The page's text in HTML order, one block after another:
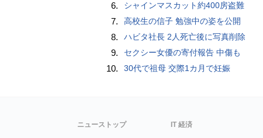
6. シャインマスカット約400房盗難
7. 高校生の信子 勉強中の姿を公開
8. ハビタ社長 2人死亡後に写真削除
9. セクシー女優の寄付報告 中傷も
10. 30代で祖母 交際1カ月で妊娠
ニューストップ IT 経済